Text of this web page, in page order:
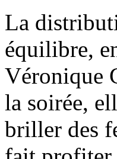
La
équilibre,
Véronique
la soirée,
briller des